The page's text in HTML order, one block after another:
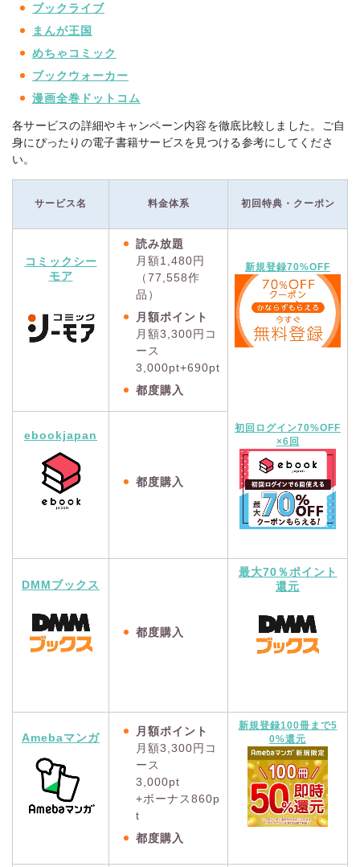
ブックライブ
まんが王国
めちゃコミック
ブックウォーカー
漫画全巻ドットコム
各サービスの詳細やキャンペーン内容を徹底比較しました。ご自
身にぴったりの電子書籍サービスを見つける参考にしてくださ
い。
サービス名 料金体系 初回特典・クーポン
コミックシー
モア
読み放題
月額1,480円
（77,558作
品）
月額ポイント
月額3,300円コ
ース
3,000pt+690pt
都度購入
新規登録70%OFF
ebookjapan
都度購入
初回ログイン70%OFF
×6回
DMMブックス
都度購入
最大70％ポイント
還元
Amebaマンガ
月額ポイント
月額3,300円コ
ース
3,000pt
+ボーナス860p
t
都度購入
新規登録100冊まで5
0%還元